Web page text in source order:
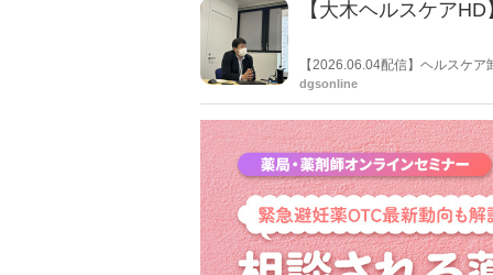
【大木ヘルスケア
【2026.06.04配信】ヘルスケ
６月４日、６月16・17日に開
dgsonline